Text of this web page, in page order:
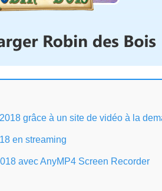
grâce à un site de vidéo à la
en streaming
avec AnyMP4 Screen Recorder